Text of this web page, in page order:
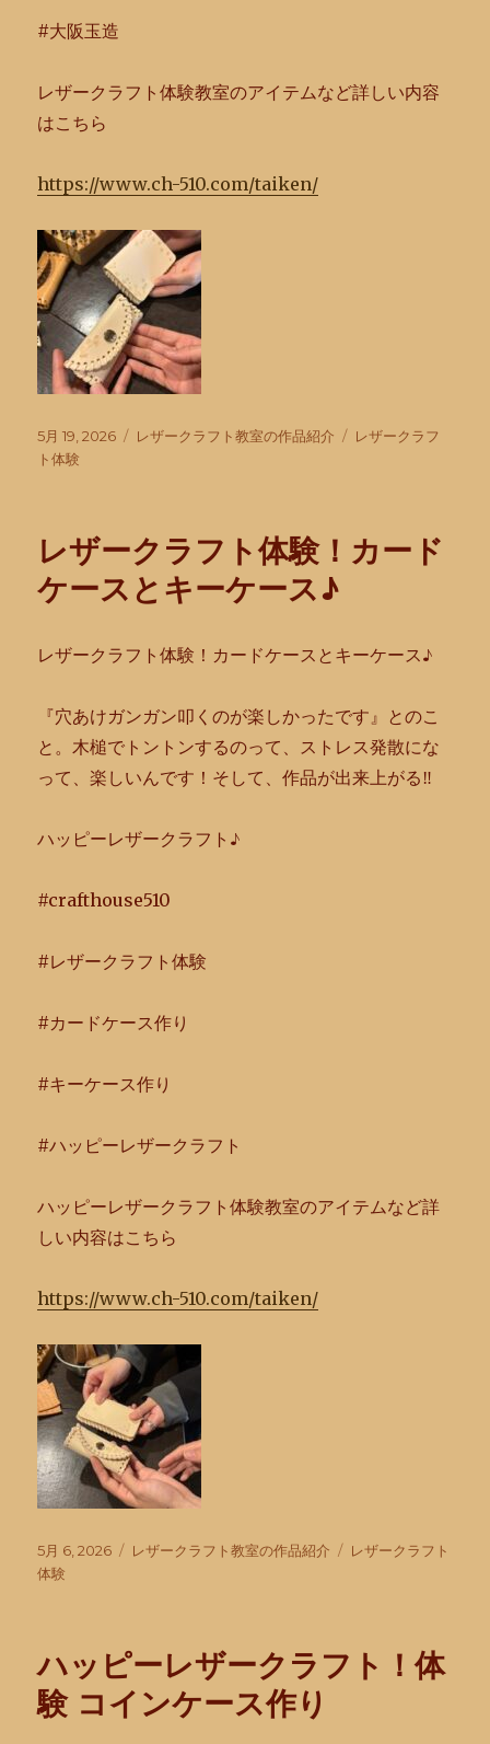
#大阪玉造
レザークラフト体験教室のアイテムなど詳しい内容
はこちら
https://www.ch-510.com/taiken/
投
稿
5月 19, 2026
カ
レザークラフト教室の作品紹介
タ
レザークラフ
ト体験
レザークラフト体験！カード
ケースとキーケース♪
レザークラフト体験！カードケースとキーケース♪
『穴あけガンガン叩くのが楽しかったです』とのこ
と。木槌でトントンするのって、ストレス発散にな
って、楽しいんです！そして、作品が出来上がる‼︎
ハッピーレザークラフト♪
#crafthouse510
#レザークラフト体験
#カードケース作り
#キーケース作り
#ハッピーレザークラフト
ハッピーレザークラフト体験教室のアイテムなど詳
しい内容はこち ら
https://www.ch-510.com/taiken/
投
稿
5月 6, 2026
カ
レザークラフト教室の作品紹介
タ
レザークラフト
体験
ハッピーレザークラフト！体
験 コインケース作り